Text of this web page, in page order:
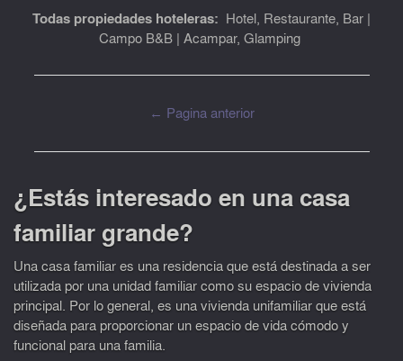
Todas propiedades hoteleras: Hotel, Restaurante, Bar |
Campo B&B | Acampar, Glamping
← Pagina anterior
¿Estás interesado en una casa
familiar grande?
Una casa familiar es una residencia que está destinada a ser
utilizada por una unidad familiar como su espacio de vivienda
principal. Por lo general, es una vivienda unifamiliar que está
diseñada para proporcionar un espacio de vida cómodo y
funcional para una familia.